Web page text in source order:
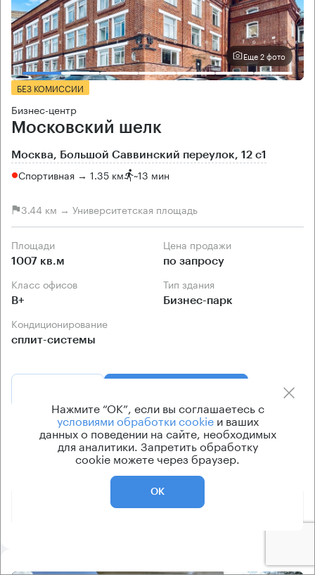
Еще 2 фото
БЕЗ КОМИССИИ
Бизнес-центр
Московский шелк
Москва, Большой Саввинский переулок, 12 с1
Спортивная → 1.35 км ~13 мин
3.44 км → Университетская площадь
Площади
1007 кв.м
Цена продажи
по запросу
Класс офисов
B+
Тип здания
Бизнес-парк
Кондиционирование
сплит-системы
Предложения по продаже в этом здании:
526 843 270 ₽
Нажмите “ОК”, если вы соглашаетесь с
условиями обработки cookieи ваших
данных о поведении на сайте, необходимых
для аналитики. Запретить обработку
cookie можете через браузер.
ОК